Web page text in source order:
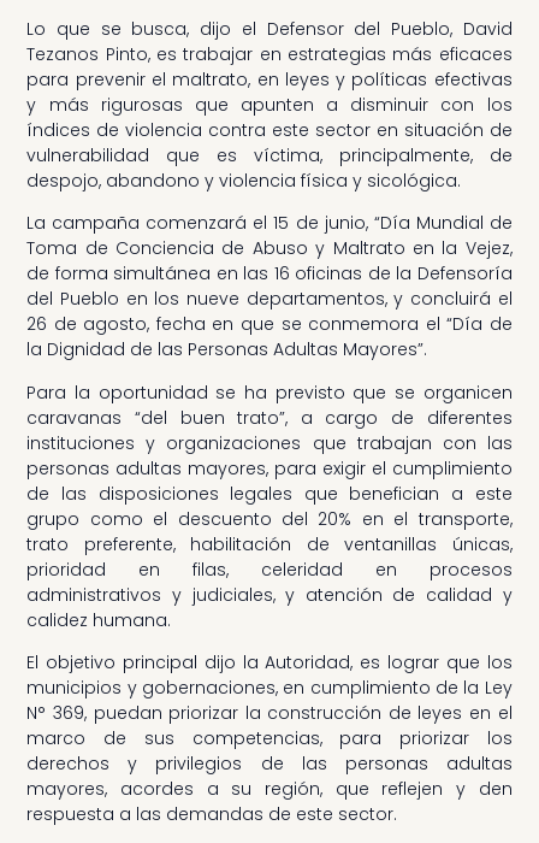
Lo que se busca, dijo el Defensor del Pueblo, David
Tezanos Pinto, es trabajar en estrategias más eficaces
para prevenir el maltrato, en leyes y políticas efectivas
y más rigurosas que apunten a disminuir con los
índices de violencia contra este sector en situación de
vulnerabilidad que es víctima, principalmente, de
despojo, abandono y violencia física y sicológica.
La campaña comenzará el 15 de junio, “Día Mundial de
Toma de Conciencia de Abuso y Maltrato en la Vejez,
de forma simultánea en las 16 oficinas de la Defensoría
del Pueblo en los nueve departamentos, y concluirá el
26 de agosto, fecha en que se conmemora el “Día de
la Dignidad de las Personas Adultas Mayores”.
Para la oportunidad se ha previsto que se organicen
caravanas “del buen trato”, a cargo de diferentes
instituciones y organizaciones que trabajan con las
personas adultas mayores, para exigir el cumplimiento
de las disposiciones legales que benefician a este
grupo como el descuento del 20% en el transporte,
trato preferente, habilitación de ventanillas únicas,
prioridad en filas, celeridad en procesos
administrativos y judiciales, y atención de calidad y
calidez humana.
El objetivo principal dijo la Autoridad, es lograr que los
municipios y gobernaciones, en cumplimiento de la Ley
N° 369, puedan priorizar la construcción de leyes en el
marco de sus competencias, para priorizar los
derechos y privilegios de las personas adultas
mayores, acordes a su región, que reflejen y den
respuesta a las demandas de este sector.